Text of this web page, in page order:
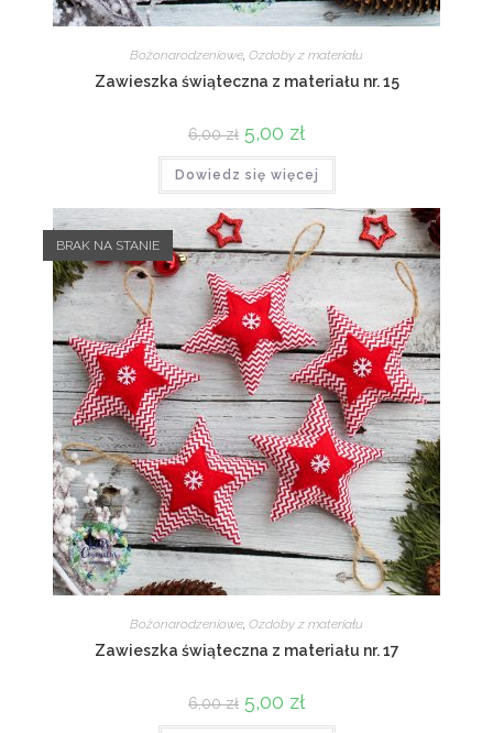
Bożonarodzeniowe, Ozdoby z materiału
Zawieszka świąteczna z materiału nr. 15
6,00zł Pierwotna
cena
wynosiła:
6,00 zł.
5,00 złAktualna
cena
wynosi:
5,00 zł.
Dowiedz się więcej
BRAK NA STANIE
Bożonarodzeniowe Ozdoby z materiału
Zawieszka świąteczna z materiału nr. 17
6,00zł Pierwotna
cena
wynosiła:
5,00 złAktualna
cena
wynosi: